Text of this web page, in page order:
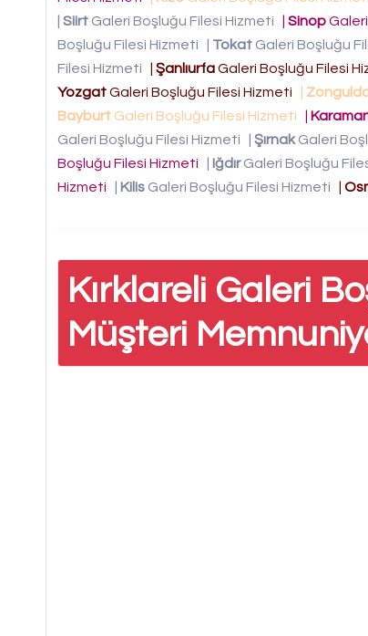
Siirt Galeri Boşluğu Filesi Hizmeti Sinop
Boşluğu Filesi Hizmeti
Tokat Galeri Boşluğu
Filesi Hizmeti
ŞanlıurfaGaleri Boşluğu Filesi
YozgatGaleri Boşluğu Filesi Hizmeti
Bayburt Galeri Boşluğu Filesi Hizmeti
Galeri Boşluğu Filesi Hizmeti
ŞırnakGaleri
Boşluğu Filesi Hizmeti
IğdırGaleri Boşluğu
Hizmeti
Kilis Galeri Boşluğu Filesi Hizmeti
Kırklareli Galeri
Müşteri